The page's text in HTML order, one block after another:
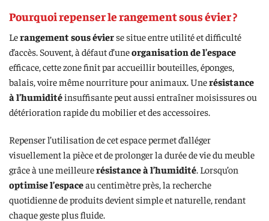
Pourquoi repenser le rangement sous évier ?
Lerangement sous évierse situe entre utilité et difficulté
d’accès. Souvent, à défaut d’uneorganisation de l’espace
efficace, cette zone finit par accueillir bouteilles, éponges,
balais, voire même nourriture pour animaux. Unerésistance
à l’humiditéinsuffisante peut aussi entraîner moisissures ou
détérioration rapide du mobilier et des accessoires.
Repenser l’utilisation de cet espace permet d’alléger
visuellement la pièce et de prolonger la durée de vie du meuble
grâce à une meilleurerésistance à l’humidité . Lorsqu’on
optimise l’espaceau centimètre près, la recherche
quotidienne de produits devient simple et naturelle, rendant
chaque geste plus fluide.